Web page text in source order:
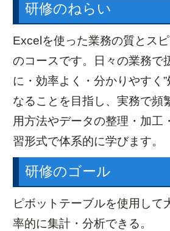
受講手続き
研修のねらい
Excelを使った業務の質とス
のコースです。日々の業務で
に・効率よく・分かりやすく
なることを目指し、実務で頻
用方法やデータの整理・加工
習形式で体系的に学びます。
研修のゴール
ピボットテーブルを使用して
率的に集計・分析できる。